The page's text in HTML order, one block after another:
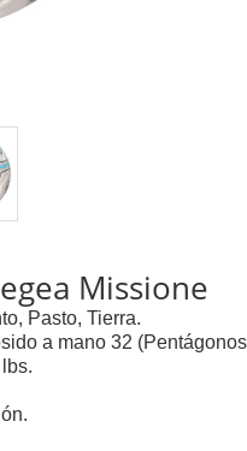
Missione
Pasto, Tierra.
a mano 32